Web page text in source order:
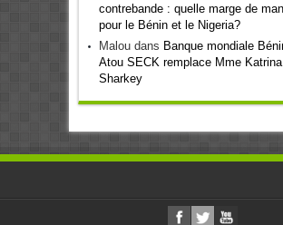
contrebande : quelle marge de
pour le Bénin et le Nigeria?
Maloudans Banque mondiale
Atou SECK remplace Mme Katrina
Sharkey